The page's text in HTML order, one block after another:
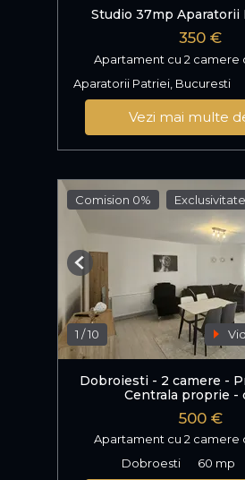
Studio 37mp Aparatorii
350 €
Apartament cu 2 camere
Aparatorii Patriei, Bucuresti
Vezi mai multe
Comision 0% Exclusivitate
1 /10
Previous
Dobroiesti - 2 camere -
Centrala proprie -
500 €
Apartament cu 2 camere
Dobroesti
60 mp